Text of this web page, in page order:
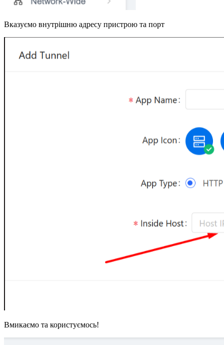
Вказуємо внутрішню адресу пристрою та порт
Вмикаємо та користуємось!